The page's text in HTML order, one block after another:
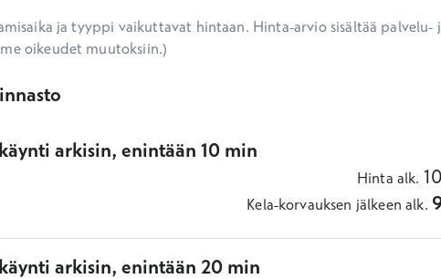
ja tyyppi vaikuttavat hintaan. Hinta-arvio sisältää palvelu-
oikeudet muutoksiin.)
arkisin, enintään 10 min
Hinta alk.
Kela-korvauksen jälkeen alk.
arkisin, enintään 20 min